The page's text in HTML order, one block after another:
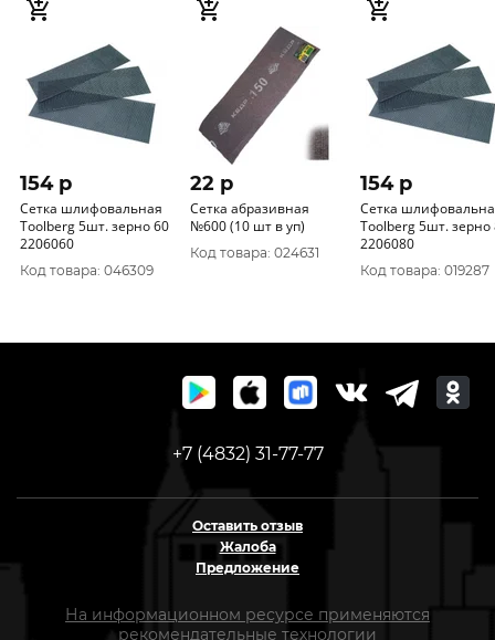
154 p
Сетка шлифовальная
Toolberg 5шт. зерно 60
2206060
Код товара: 046309
22 p
Сетка абразивная
№600 (10 шт в уп)
Код товара: 024631
154 p
Сетка
Toolberg 5шт. зерно
2206080
Код товара: 019287
+7 (4832) 31-77-77
Оставить отзыв
Жалоба
Предложение
На информационном ресурсе применяются
рекомендательные технологии